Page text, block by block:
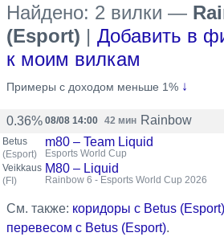
Найдено: 2 вилки —
(Esport) | Добавить в
к моим вилкам
Примеры с доходом меньше 1% ↓
0.36% 08/08 14:00 42 мин Rainbow
Betus
(Esport)
m80 – Team Liquid
Esports World Cup
Veikkaus
(FI)
M80 – Liquid
Rainbow 6 - Esports World Cup 2026
См. также: коридоры с Betus (Esport)
перевесом с Betus (Esport).